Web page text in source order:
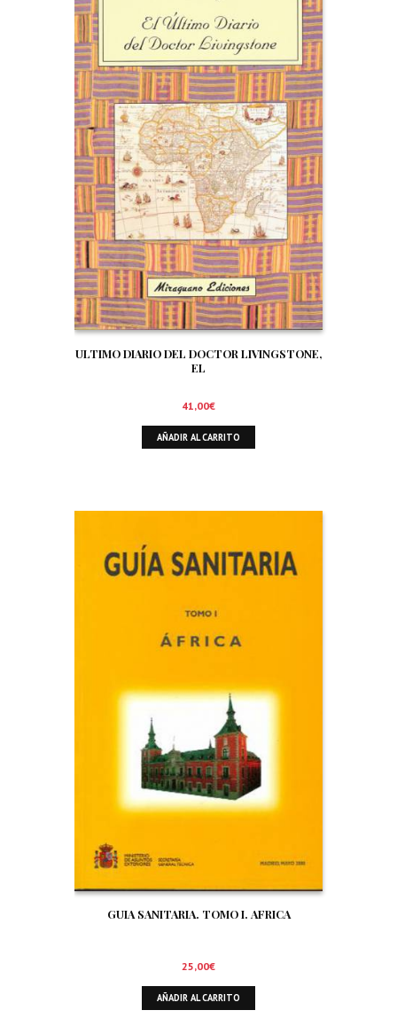
ULTIMO DIARIO DEL DOCTOR LIVINGSTONE,
EL
41,00€
AÑADIR AL CARRITO
GUIA SANITARIA. TOMO I. AFRICA
25,00€
AÑADIR AL CARRITO